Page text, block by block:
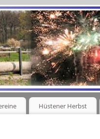
Hüstener Herbst